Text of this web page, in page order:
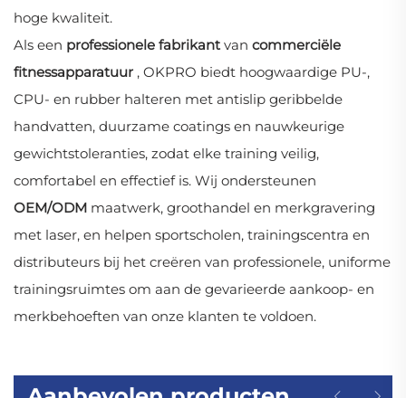
hoge kwaliteit.
Als een professionele fabrikantvan commerciële
fitnessapparatuur , OKPRO biedt hoogwaardige PU-,
CPU- en rubber halteren met antislip geribbelde
handvatten, duurzame coatings en nauwkeurige
gewichtstoleranties, zodat elke training veilig,
comfortabel en effectief is. Wij ondersteunen
OEM/ODM maatwerk, groothandel en merkgravering
met laser, en helpen sportscholen, trainingscentra en
distributeurs bij het creëren van professionele, uniforme
trainingsruimtes om aan de gevarieerde aankoop- en
merkbehoeften van onze klanten te voldoen.